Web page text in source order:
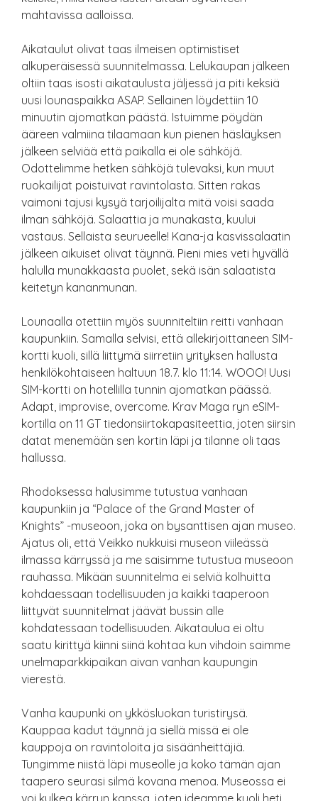
mahtavissa aalloissa.
Aikataulut olivat taas ilmeisen optimistiset
alkuperäisessä suunnitelmassa. Lelukaupan jälkeen
oltiin taas isosti aikataulusta jäljessä ja piti keksiä
uusi lounaspaikka ASAP. Sellainen löydettiin 10
minuutin ajomatkan päästä. Istuimme pöydän
ääreen valmiina tilaamaan kun pienen häsläyksen
jälkeen selviää että paikalla ei ole sähköjä.
Odottelimme hetken sähköjä tulevaksi, kun muut
ruokailijat poistuivat ravintolasta. Sitten rakas
vaimoni tajusi kysyä tarjoilijalta mitä voisi saada
ilman sähköjä. Salaattia ja munakasta, kuului
vastaus. Sellaista seurueelle! Kana-ja kasvissalaatin
jälkeen aikuiset olivat täynnä. Pieni mies veti hyvällä
halulla munakkaasta puolet, sekä isän salaatista
keitetyn kananmunan.
Lounaalla otettiin myös suunniteltiin reitti vanhaan
kaupunkiin. Samalla selvisi, että allekirjoittaneen SIM-
kortti kuoli, sillä liittymä siirretiin yrityksen hallusta
henkilökohtaiseen haltuun 18.7. klo 11:14. WOOO! Uusi
SIM-kortti on hotellilla tunnin ajomatkan päässä.
Adapt, improvise, overcome. Krav Maga ryn eSIM-
kortilla on 11 GT tiedonsiirtokapasiteettia, joten siirsin
datat menemään sen kortin läpi ja tilanne oli taas
hallussa.
Rhodoksessa halusimme tutustua vanhaan
kaupunkiin ja “Palace of the Grand Master of
Knights” -museoon, joka on bysanttisen ajan museo.
Ajatus oli, että Veikko nukkuisi museon viileässä
ilmassa kärryssä ja me saisimme tutustua museoon
rauhassa. Mikään suunnitelma ei selviä kolhuitta
kohdaessaan todellisuuden ja kaikki taaperoon
liittyvät suunnitelmat jäävät bussin alle
kohdatessaan todellisuuden. Aikataulua ei oltu
saatu kirittyä kiinni siinä kohtaa kun vihdoin saimme
unelmaparkkipaikan aivan vanhan kaupungin
vierestä.
Vanha kaupunki on ykkösluokan turistirysä.
Kauppaa kadut täynnä ja siellä missä ei ole
kauppoja on ravintoloita ja sisäänheittäjiä.
Tungimme niistä läpi museolle ja koko tämän ajan
taapero seurasi silmä kovana menoa. Museossa ei
voi kulkea kärryn kanssa, joten ideamme kuoli heti